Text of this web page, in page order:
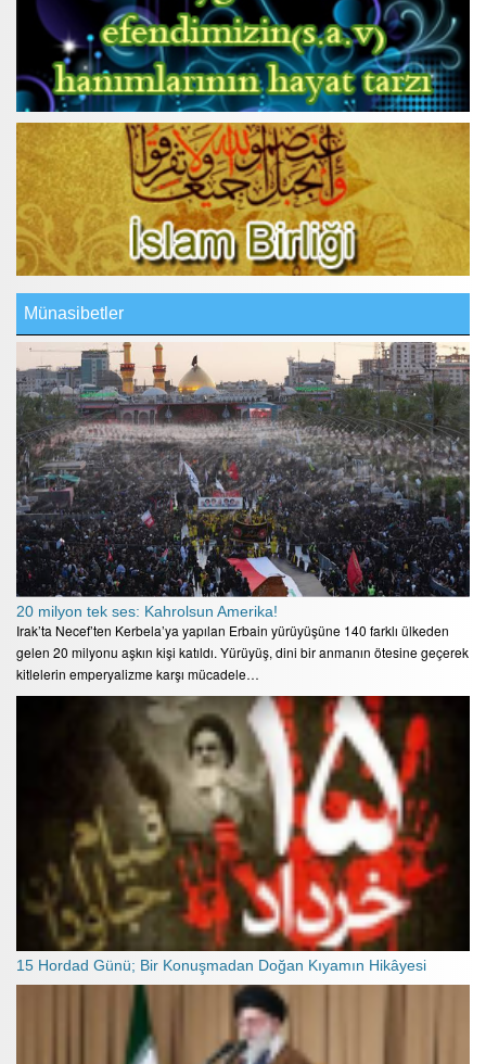
Münasibetler
20 milyon tek ses: Kahrolsun Amerika!
Irak’ta Necef’ten Kerbela’ya yapılan Erbain yürüyüşüne 140 farklı ülkeden
gelen 20 milyonu aşkın kişi katıldı. Yürüyüş, dini bir anmanın ötesine geçerek
kitlelerin emperyalizme karşı mücadele…
15 Hordad Günü; Bir Konuşmadan Doğan Kıyamın Hikâyesi